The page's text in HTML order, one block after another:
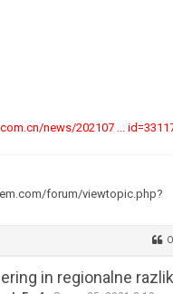
news/202107 ...
forum/viewtopic.php?
in regionalne